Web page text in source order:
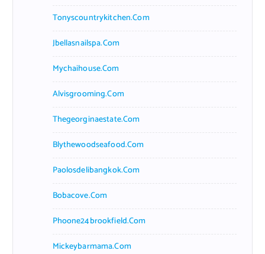
Tonyscountrykitchen.com
Jbellasnailspa.com
Mychaihouse.com
Alvisgrooming.com
Thegeorginaestate.com
Blythewoodseafood.com
Paolosdelibangkok.com
Bobacove.com
Phoone24brookfield.com
Mickeybarmama.com